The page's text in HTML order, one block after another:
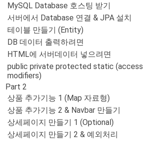
MySQL Database 호스팅 받기
서버에서 Database 연결 & JPA 설치
테이블 만들기 (Entity)
DB 데이터 출력하려면
HTML에 서버데이터 넣으려면
public private protected static (access
modifiers)
Part 2
상품 추가기능 1 (Map 자료형)
상품 추가기능 2 & Navbar 만들기
상세페이지 만들기 1 (Optional)
상세페이지 만들기 2 & 예외처리